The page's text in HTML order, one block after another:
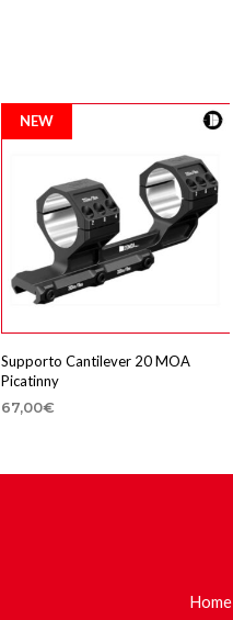
NEW
Supporto Cantilever 20 MOA
Picatinny
67,00€
Home